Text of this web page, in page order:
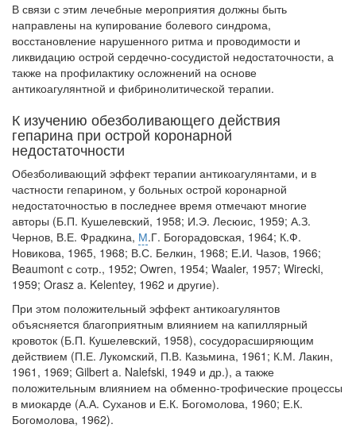
В связи с этим лечебные мероприятия должны быть
направлены на купирование болевого синдрома,
восстановление нарушенного ритма и проводимости и
ликвидацию острой сердечно-сосудистой недостаточности, а
также на профилактику осложнений на основе
антикоагулянтной и фибринолитической терапии.
К изучению обезболивающего действия
гепарина при острой коронарной
недостаточности
Обезболивающий эффект терапии антикоагулянтами, и в
частности гепарином, у больных острой коронарной
недостаточностью в последнее время отмечают многие
авторы (Б.П. Кушелевский, 1958; И.Э. Лесюис, 1959; А.З.
Чернов, В.Е. Фрадкина, М.Г. Богорадовская, 1964; К.Ф.
Новикова, 1965, 1968; В.С. Белкин, 1968; Е.И. Чазов, 1966;
Beaumont с сотр., 1952; Owren, 1954; Waaler, 1957; Wirecki,
1959; Orasz a. Kelentey, 1962 и другие).
При этом положительный эффект антикоагулянтов
объясняется благоприятным влиянием на капиллярный
кровоток (Б.П. Кушелевский, 1958), сосудорасширяющим
действием (П.Е. Лукомский, П.В. Казьмина, 1961; К.М. Лакин,
1961, 1969; Gilbert a. Nalefski, 1949 и др.), а также
положительным влиянием на обменно-трофические процессы
в миокарде (А.А. Суханов и Е.К. Богомолова, 1960; Е.К.
Богомолова, 1962).